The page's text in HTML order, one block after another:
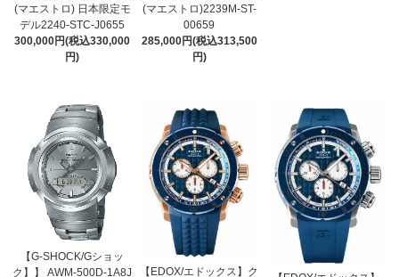
(マエストロ) 日本限定モ
デル2240-STC-J0655
300,000円(税込330,000
円)
(マエストロ)2239M-ST-
00659
285,000円(税込313,500
円)
【G-SHOCK/Gショッ
ク】】 AWM-500D-1A8J
【EDOX/エドックス】ク